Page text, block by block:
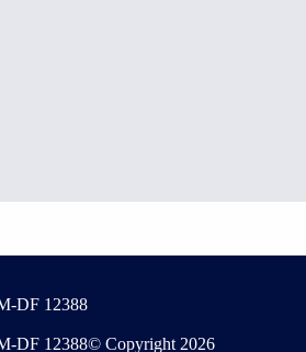
DF 12388
DF 12388© Copyright 2026